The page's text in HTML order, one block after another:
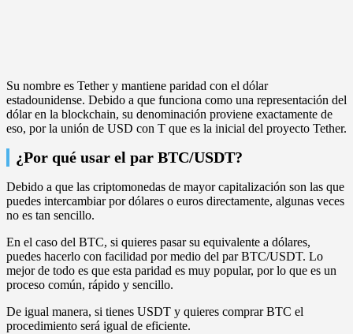
Su nombre es Tether y mantiene paridad con el dólar
estadounidense. Debido a que funciona como una representación del
dólar en la blockchain, su denominación proviene exactamente de
eso, por la unión de USD con T que es la inicial del proyecto Tether.
¿Por qué usar el par BTC/USDT?
Debido a que las criptomonedas de mayor capitalización son las que
puedes intercambiar por dólares o euros directamente, algunas veces
no es tan sencillo.
En el caso del BTC, si quieres pasar su equivalente a dólares,
puedes hacerlo con facilidad por medio del par BTC/USDT. Lo
mejor de todo es que esta paridad es muy popular, por lo que es un
proceso común, rápido y sencillo.
De igual manera, si tienes USDT y quieres comprar BTC el
procedimiento será igual de eficiente.